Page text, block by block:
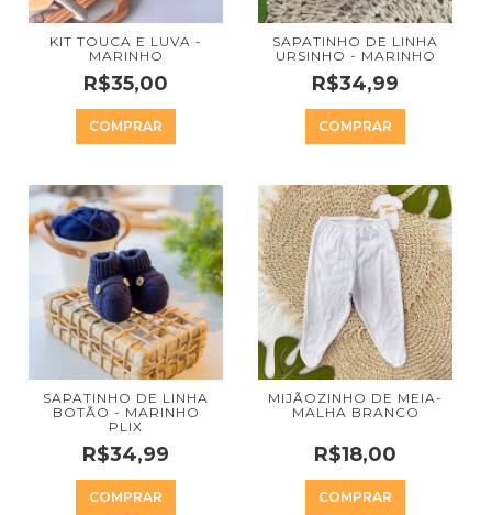
KIT TOUCA E LUVA -
MARINHO
R$35,00
COMPRAR
SAPATINHO DE LINHA
URSINHO - MARINHO
R$34,99
COMPRAR
SAPATINHO DE LINHA
BOTÃO - MARINHO
PLIX
R$34,99
COMPRAR
MIJÃOZINHO DE MEIA-
MALHA BRANCO
R$18,00
COMPRAR